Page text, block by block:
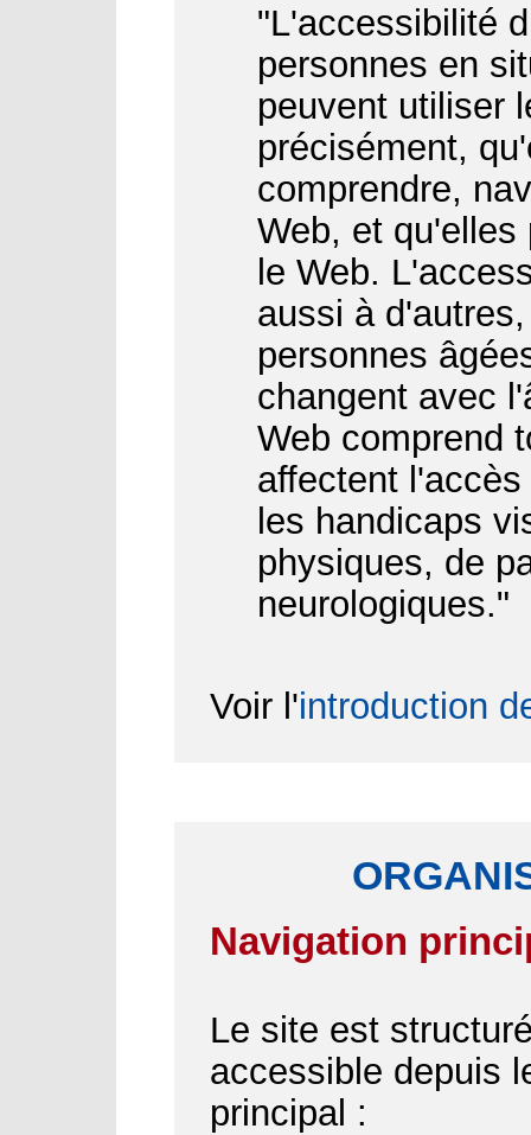
"L'accessibilité
personnes en
peuvent utiliser
précisément,
comprendre,
Web, et qu'elles
le Web.
aussi à
personnes
changent avec
Web comprend
affectent
les handicaps
physiques, de
neurologiques."
Voir l'introduction
Navigation
Le site est
accessible depuis
principal :